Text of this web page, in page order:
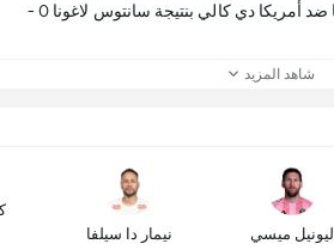
انتهت مباراة سانتوس لاغونا ضد أمريكا دي كالي بنتيجة سانتوس لاغونا 0 -
شاهد المزيد
ليونيل ميسي نيمار دا سيلفا